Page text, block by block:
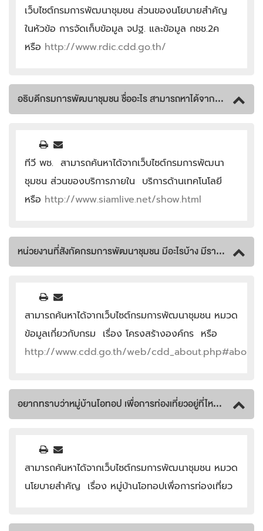
เว็บไซต์กรมการพัฒนาชุมชน ส่วนของนโยบายสำคัญ
ในหัวข้อ การจัดเก็บข้อมูล จปฐ. และข้อมูล กชช.2ค
หรือ http://www.rdic.cdd.go.th/
อธิบดีกรมการพัฒนาชุมชน ชื่ออะไร สามารถหาได้จากที่ไหน
ทีวี พช. สามารถค้นหาได้จากเว็บไซต์กรมการพัฒนา
ชุมชน ส่วนของบริการภายใน บริการด้านเทคโนโลยี
หรือ http://www.siamlive.net/show.html
หน่วยงานที่สังกัดกรมการพัฒนาชุมชน มีอะไรบ้าง มีรายละเอียดไหม
สามารถค้นหาได้จากเว็บไซต์กรมการพัฒนาชุมชน หมวด
ข้อมูลเกี่ยวกับกรม เรื่อง โครงสร้างองค์กร หรือ
http://www.cdd.go.th/web/cdd_about.php#about5
อยากทราบว่าหมู่บ้านโอทอป เพื่อการท่องเที่ยวอยู่ที่ไหนบ้าง
สามารถค้นหาได้จากเว็บไซต์กรมการพัฒนาชุมชน หมวด
นโยบายสำคัญ เรื่อง หมู่บ้านโอทอปเพื่อการท่องเที่ยว